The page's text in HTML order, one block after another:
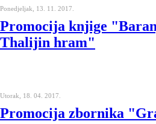
Ponedjeljak, 13. 11. 2017.
Promocija knjige
Thalijin hram"
Utorak, 18. 04. 2017.
Promocija zbornika